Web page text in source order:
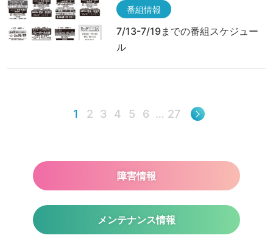
番組情報
7/13-7/19までの番組スケジュー
ル
1 2 3 4 5 6 … 27
障害情報
メンテナンス情報